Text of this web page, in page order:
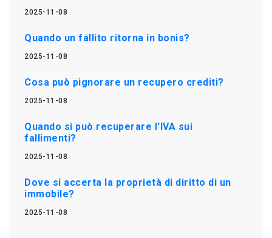
2025-11-08
Quando un fallito ritorna in bonis?
2025-11-08
Cosa può pignorare un recupero crediti?
2025-11-08
Quando si può recuperare l'IVA sui
fallimenti?
2025-11-08
Dove si accerta la proprietà di diritto di un
immobile?
2025-11-08